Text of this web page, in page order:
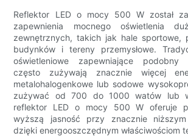
Reflektor LED o mocy 500 W został
zapewnienia mocnego oświetlenia
zewnętrznych, takich jak hale sportowe,
budynków i tereny przemysłowe.
oświetleniowe zapewniające podobny
często zużywają znacznie więcej
metalohalogenkowe lub sodowe
zużywać od 700 do 1000 watów lub
reflektor LED o mocy 500 W oferuje
wyższą jasność przy znacznie
dzięki energooszczędnym właściwościom